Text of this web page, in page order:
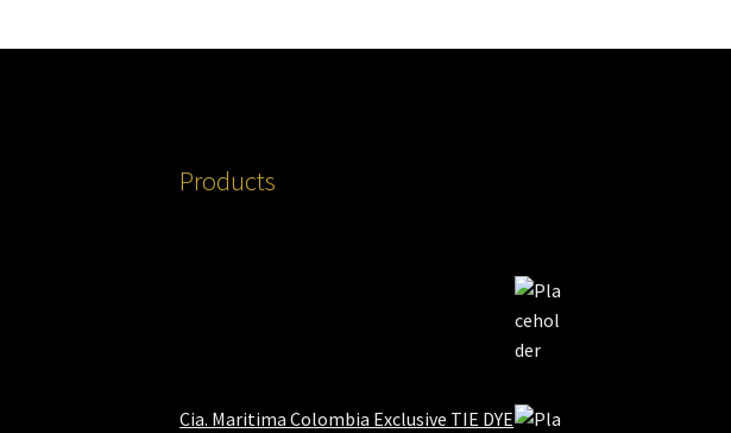
Products
Cia. Maritima Colombia Exclusive TIE DYE